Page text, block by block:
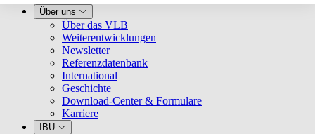
Über uns
Über das VLB
Weiterentwicklungen
Newsletter
Referenzdatenbank
International
Geschichte
Download-Center & Formulare
Karriere
IBU